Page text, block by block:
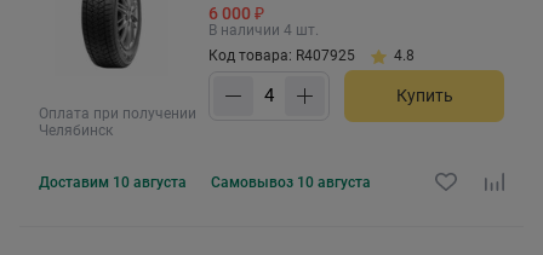
Оплата при получении
Челябинск
6 000 ₽
В наличии 4 шт.
Код товара: R407925
4.8
Купить
Доставим 10 августа Самовывоз 10 августа